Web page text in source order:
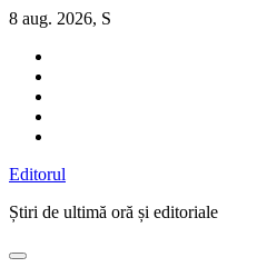
Sari
conținut
8 aug. 2026, S
Editorul
Știri de ultimă oră și editoriale